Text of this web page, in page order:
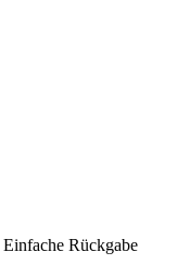
Einfache Rückgabe